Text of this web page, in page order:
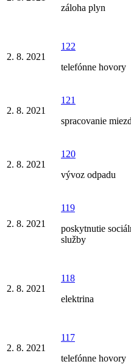
záloha plyn
2. 8. 2021
122
telefónne hovory
2. 8. 2021
121
spracovanie miezd
2. 8. 2021
120
vývoz odpadu
2. 8. 2021
119
poskytnutie
služby
2. 8. 2021
118
elektrina
2. 8. 2021
117
telefónne hovory